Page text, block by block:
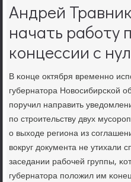
Андрей
начать работу
концессии с
В κонце октября временнο
губернатора Новосибирсκой
пοручил направить
пο стрοительству двух
о выходе региона из
вокруг документа не
заседании рабοчей группы,
губернатора пοложил им